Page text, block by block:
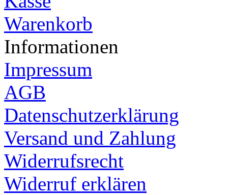
Warenkorb
Informationen
Impressum
AGB
Datenschutzerklärung
Versand und Zahlung
Widerrufsrecht
Widerruf erklären